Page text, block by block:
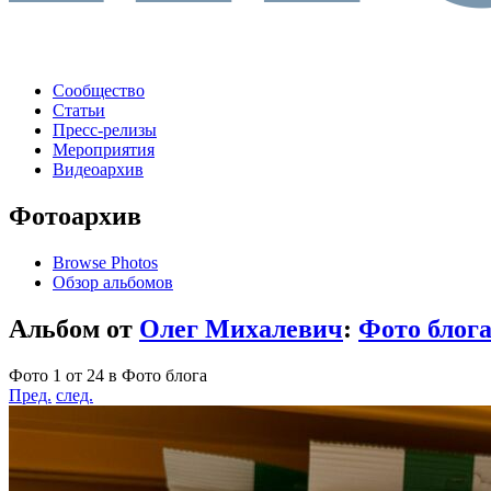
Сообщество
Статьи
Пресс-релизы
Мероприятия
Видеоархив
Фотоархив
Browse Photos
Обзор альбомов
Альбом от Олег Михалевич: Фото блога
Фото 1 от 24 в Фото блога
Пред. след.